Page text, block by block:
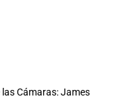
las Cámaras: James